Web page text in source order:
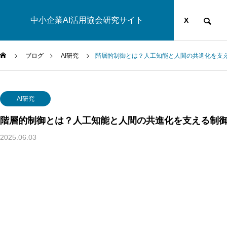
中小企業AI活用協会研究サイト
運営団体 YOUTUBE X
ブログ AI研究 階層的制御とは？人工知能と人間の共進化を支
AI研究
階層的制御とは？人工知能と人間の共進化を支える制
2025.06.03